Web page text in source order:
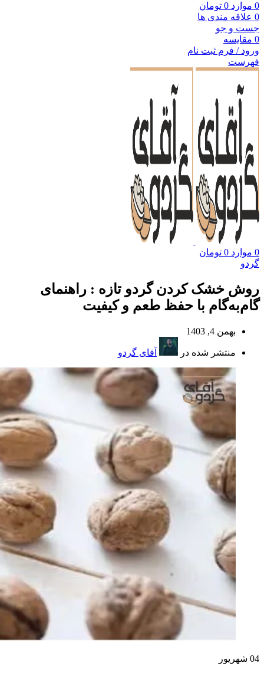
0 موارد 0 تومان
0 علاقه مندی ها
جست و جو
0 مقایسه
ورود / فرم ثبت نام
فهرست
0 موارد 0 تومان
گردو
روش خشک کردن گردو تازه : راهنمای
گام‌به‌گام با حفظ طعم و کیفیت
بهمن 4, 1403
منتشر شده در آقای گردو
04 شهریور